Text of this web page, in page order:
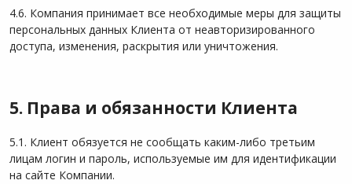
4.6. Компания принимает все необходимые меры для защиты
персональных данных Клиента от неавторизированного
доступа, изменения, раскрытия или уничтожения.
5. Права и обязанности Клиента
5.1. Клиент обязуется не сообщать каким-либо третьим
лицам логин и пароль, используемые им для идентификации
на сайте Компании.